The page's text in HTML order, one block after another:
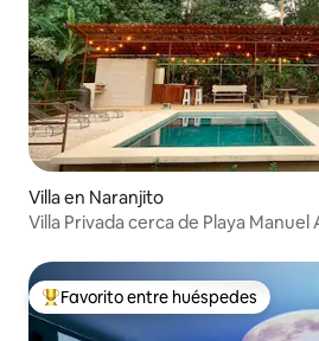
Villa en Naranjito
Villa Privada cerca de Playa Manuel
De los mejores en Favorito entre
Favorito entre huéspedes